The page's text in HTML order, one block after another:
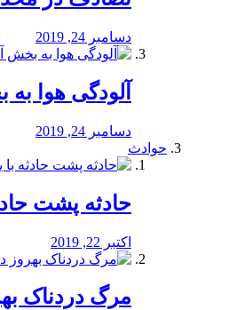
دسامبر 24, 2019
آلودگی هوا
دسامبر 24, 2019
حوادث
️حادثه پشت
اکتبر 22, 2019
مرگ دردناک